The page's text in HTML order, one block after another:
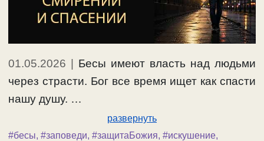
01.05.2026 | Бесы имеют власть над людьми
через страсти. Бог все время ищет как спасти
нашу душу. …
развернуть
#бесы, #заповеди, #защитаБожия, #искушение,